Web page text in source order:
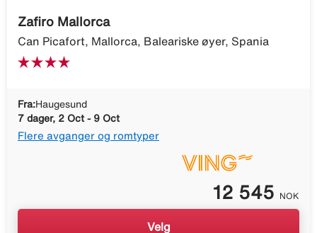
Zafiro Mallorca
Can Picafort, Mallorca, Baleariske øyer, Spania
Fra:Haugesund
7 dager, 2 Oct - 9 Oct
Flere avganger og romtyper
12 545 NOK
Velg